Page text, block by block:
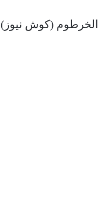
الخرطوم (كوش نيوز)